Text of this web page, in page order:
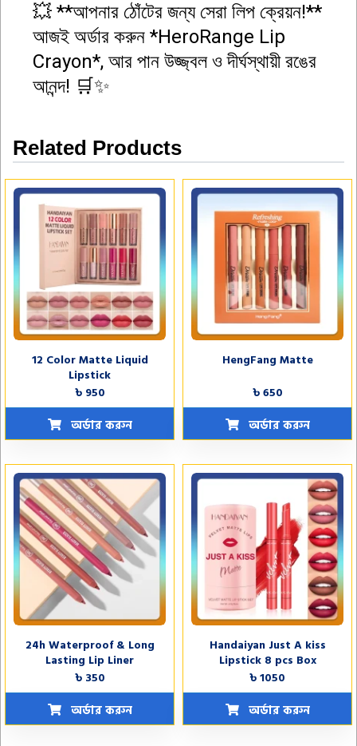
💥 **আপনার ঠোঁটের জন্য সেরা লিপ ক্রেয়ন!**
আজই অর্ডার করুন *HeroRange Lip
Crayon*, আর পান উজ্জ্বল ও দীর্ঘস্থায়ী রঙের
আনন্দ! 🛒✨
Related Products
12 Color Matte Liquid
Lipstick
৳ 950
অর্ডার করুন
HengFang Matte
৳ 650
অর্ডার করুন
24h Waterproof & Long
Lasting Lip Liner
৳ 350
অর্ডার করুন
Handaiyan Just A kiss
Lipstick 8 pcs Box
৳ 1050
অর্ডার করুন